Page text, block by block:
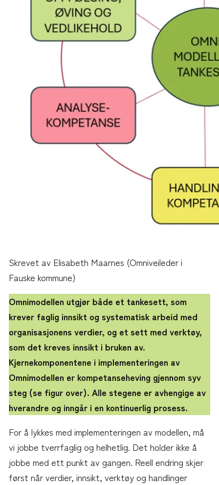
Skrevet av Elisabeth Maarnes (Omniveileder i
Fauske kommune)
Omnimodellen utgjør både et tankesett, som
krever faglig innsikt og systematisk arbeid med
organisasjonens verdier, og et sett med verktøy,
som det kreves innsikt i bruken av.
Kjernekomponentene i implementeringen av
Omnimodellen er kompetanseheving gjennom syv
steg (se figur over). Alle stegene er avhengige av
hverandre og inngår i en kontinuerlig prosess.
For å lykkes med implementeringen av modellen, må
vi jobbe tverrfaglig og helhetlig. Det holder ikke å
jobbe med ett punkt av gangen. Reell endring skjer
først når verdier, innsikt, verktøy og handlinger